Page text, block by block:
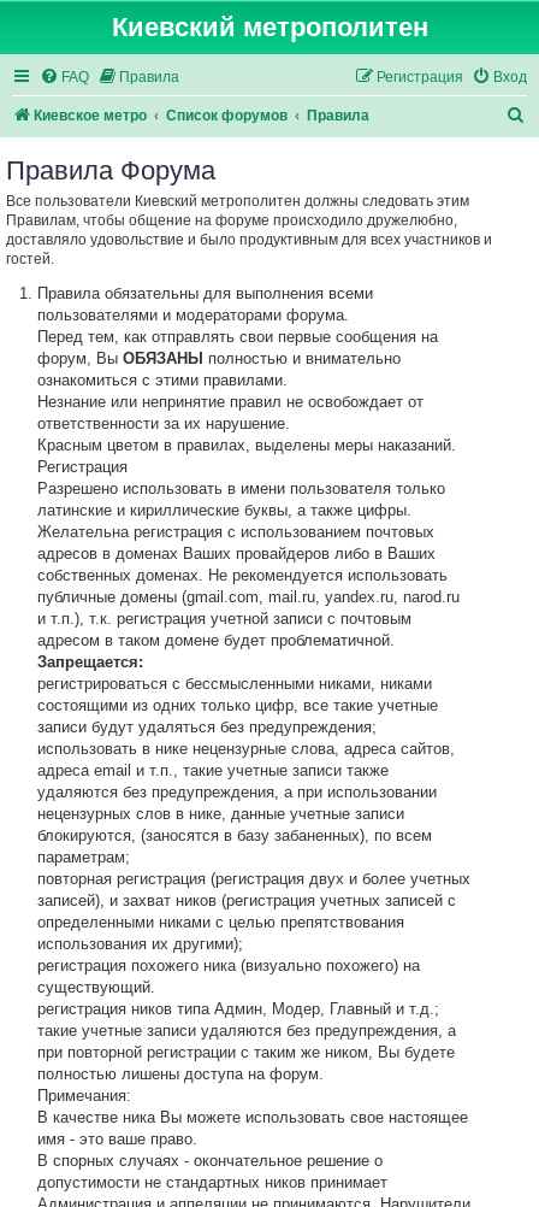
Киевский метрополитен
FAQ Правила Вход
Регистрация
Киевское метро Список форумов Правила
Правила Форума
Все пользователи Киевский метрополитен должны следовать этим
Правилам, чтобы общение на форуме происходило дружелюбно,
доставляло удовольствие и было продуктивным для всех участников и
гостей.
Правила обязательны для выполнения всеми
пользователями и модераторами форума.
Перед тем, как отправлять свои первые сообщения на
форум, ВыОБЯЗАНЫ полностью и внимательно
ознакомиться с этими правилами.
Незнание или непринятие правил не освобождает от
ответственности за их нарушение.
Красным цветом в правилах, выделены меры наказаний.
Регистрация
Разрешено использовать в имени пользователя только
латинские и кириллические буквы, а также цифры.
Желательна регистрация с использованием почтовых
адресов в доменах Ваших провайдеров либо в Ваших
собственных доменах. Не рекомендуется использовать
публичные домены (gmail.com, mail.ru, yandex.ru, narod.ru
и т.п.), т.к. регистрация учетной записи с почтовым
адресом в таком домене будет проблематичной.
Запрещается:
регистрироваться с бессмысленными никами, никами
состоящими из одних только цифр, все такие учетные
записи будут удаляться без предупреждения;
использовать в нике нецензурные слова, адреса сайтов,
адреса email и т.п., такие учетные записи также
удаляются без предупреждения, а при использовании
нецензурных слов в нике, данные учетные записи
блокируются, (заносятся в базу забаненных), по всем
параметрам;
повторная регистрация (регистрация двух и более учетных
записей), и захват ников (регистрация учетных записей с
определенными никами с целью препятствования
использования их другими);
регистрация похожего ника (визуально похожего) на
существующий.
регистрация ников типа Админ, Модер, Главный и т.д.;
такие учетные записи удаляются без предупреждения, а
при повторной регистрации с таким же ником, Вы будете
полностью лишены доступа на форум.
Примечания:
В качестве ника Вы можете использовать свое настоящее
имя - это ваше право.
В спорных случаях - окончательное решение о
допустимости не стандартных ников принимает